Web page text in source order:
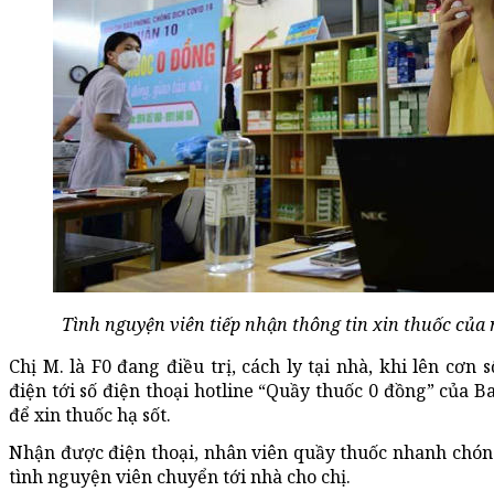
Tình nguyện viên tiếp nhận thông tin xin thuốc
Chị M. là F0 đang điều trị, cách ly tại nhà, khi lên cơn
điện tới số điện thoại hotline “Quầy thuốc 0 đồng” của
để xin thuốc hạ sốt.
Nhận được điện thoại, nhân viên quầy thuốc nhanh
tình nguyện viên chuyển tới nhà cho chị.